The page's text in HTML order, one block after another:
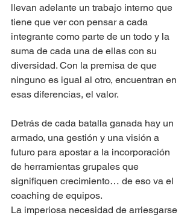
llevan adelante un trabajo interno que
tiene que ver con pensar a cada
integrante como parte de un todo y la
suma de cada una de ellas con su
diversidad. Con la premisa de que
ninguno es igual al otro, encuentran en
esas diferencias, el valor.
Detrás de cada batalla ganada hay un
armado, una gestión y una visión a
futuro para apostar a la incorporación
de herramientas grupales que
signifiquen crecimiento… de eso va el
coaching de equipos.
La imperiosa necesidad de arriesgarse